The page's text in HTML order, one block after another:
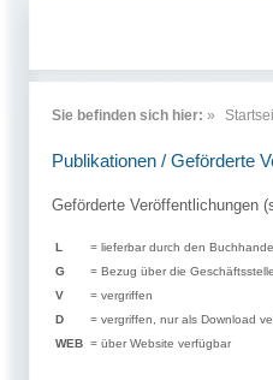
Sie befinden sich hier: »
Publikationen / Geförderte
Geförderte Veröffentlichungen
L
= lieferbar durch den
G
= Bezug über die
V
= vergriffen
D
= vergriffen, nur als Download
WEB = über Website verfügbar